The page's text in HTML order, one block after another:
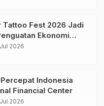
Tattoo Fest 2026 Jadi
Ekonomi
2026
Indonesia
Financial Center
2026